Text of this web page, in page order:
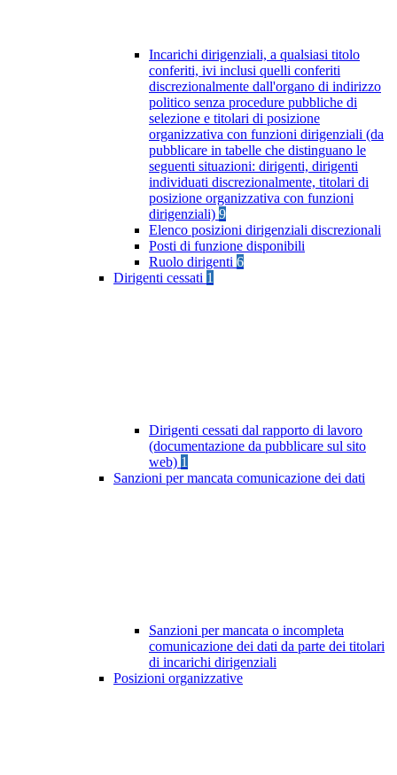
Incarichi dirigenziali, a qualsiasi titolo
conferiti, ivi inclusi quelli conferiti
discrezionalmente dall'organo di indirizzo
politico senza procedure pubbliche di
selezione e titolari di posizione
organizzativa con funzioni dirigenziali (da
pubblicare in tabelle che distinguano le
seguenti situazioni: dirigenti, dirigenti
individuati discrezionalmente, titolari di
posizione organizzativa con funzioni
dirigenziali) 9
Elenco posizioni dirigenziali discrezionali
Posti di funzione disponibili
Ruolo dirigenti 6
Dirigenti cessati 1
Dirigenti cessati dal rapporto di lavoro
(documentazione da pubblicare sul sito
web) 1
Sanzioni per mancata comunicazione dei dati
Sanzioni per mancata o incompleta
comunicazione dei dati da parte dei titolari
di incarichi dirigenziali
Posizioni organizzative